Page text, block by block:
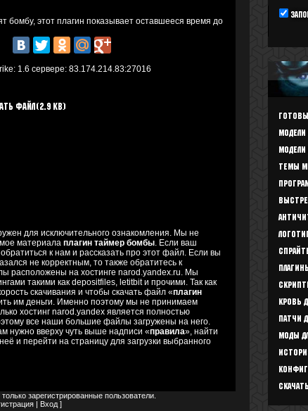
бомбу, этот плагин показывает оставшееся время до
1.6 сервере:83.174.214.83:27016
файл (2.9 Kb)
для исключительного ознакомления. Мы не
материалаплагин таймер бомбы. Если ваш
к нам и рассказать про этот файл. Если вы
не корректным, то также обратитесь к
расположены на хостинге narod.yandex.ru. Мы
такими как depositfiles, letitbit и прочими. Так как
скачивания и чтобы скачать файл «плагин
им деньги. Именно поэтому мы не принимаем
хостинг narod.yandex является полностью
все наши большие файлы загружены на него.
нужно вверху чуть выше надписи «правила», найти
и перейти на страницу для загрузки выбранного
зарегистрированные пользователи.
| Вход]
Модели
Модели
Темы
Кровь
Патчи
Моды